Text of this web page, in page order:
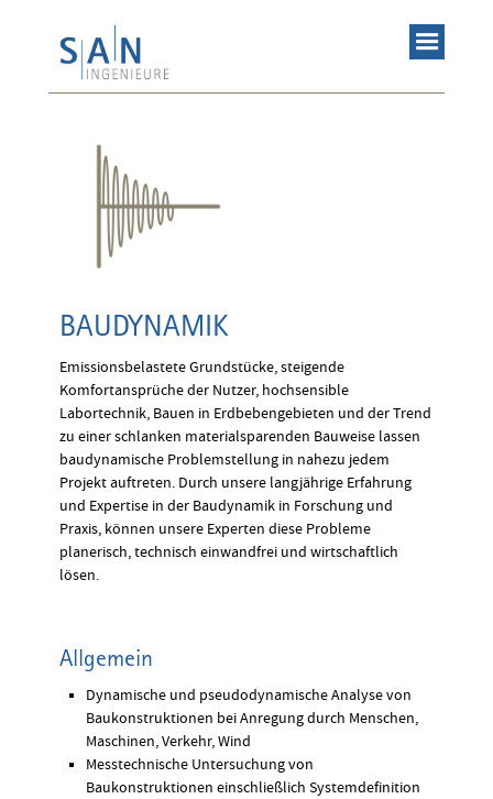
BAUDYNAMIK
Emissionsbelastete Grundstücke, steigende
Komfortansprüche der Nutzer, hochsensible
Labortechnik, Bauen in Erdbebengebieten und der Trend
zu einer schlanken materialsparenden Bauweise lassen
baudynamische Problemstellung in nahezu jedem
Projekt auftreten. Durch unsere langjährige Erfahrung
und Expertise in der Baudynamik in Forschung und
Praxis, können unsere Experten diese Probleme
planerisch, technisch einwandfrei und wirtschaftlich
lösen.
Allgemein
Dynamische und pseudodynamische Analyse von
Baukonstruktionen bei Anregung durch Menschen,
Maschinen, Verkehr, Wind
Messtechnische Untersuchung von
Baukonstruktionen einschließlich Systemdefinition